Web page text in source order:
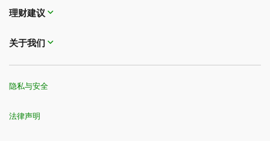
理财建议
关于我们
隐私与安全
法律声明